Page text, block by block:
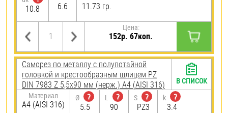
10.8
6.6 11.73 гр.
Цена:
152р. 67коп.
Саморез по металлу с полупотайной
головкой и крестообразным шлицем PZ
DIN 7983 Z 5,5х90 мм (нерж.) A4 (AISI 316)
Материал
A4 (AISI 316)
Ø
?
5.5
L
?
90
S
?
PZ3
k
?
3.4
В СПИСОК